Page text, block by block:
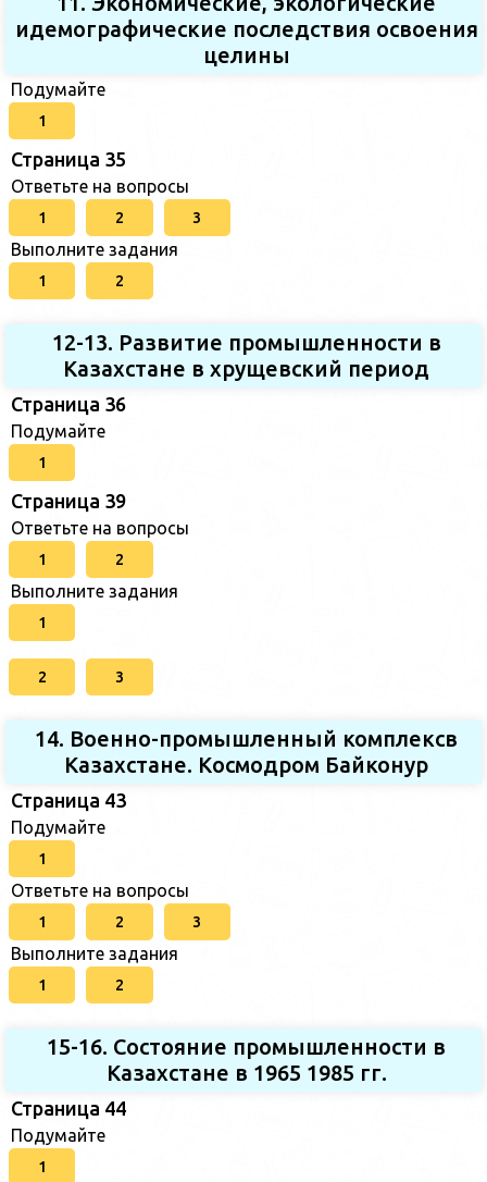
идемографические последствия освоения
целины
Подумайте
1
Страница 35
Ответьте на вопросы
1 2 3
Выполните задания
1 2
12-13. Развитие промышленности в
Казахстане в хрущевский период
Страница 36
Подумайте
1
Страница 39
Ответьте на вопросы
1 2
Выполните задания
1
2 3
14. Военно-промышленный комплексв
Казахстане. Космодром Байконур
Страница 43
Подумайте
1
Ответьте на вопросы
1 2 3
Выполните задания
1 2
15-16. Состояние промышленности в
Казахстане в 1965 1985 гг.
Страница 44
Подумайте
1